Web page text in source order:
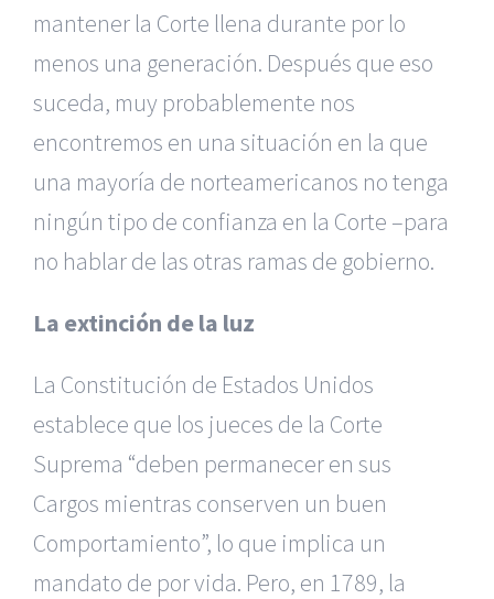
mantener la Corte llena durante por lo
menos una generación. Después que eso
suceda, muy probablemente nos
encontremos en una situación en la que
una mayoría de norteamericanos no tenga
ningún tipo de confianza en la Corte –para
no hablar de las otras ramas de gobierno.
La extinción de la luz
La Constitución de Estados Unidos
establece que los jueces de la Corte
Suprema “deben permanecer en sus
Cargos mientras conserven un buen
Comportamiento”, lo que implica un
mandato de por vida. Pero, en 1789, la